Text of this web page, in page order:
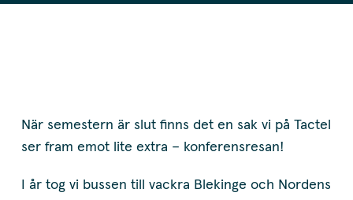
När semestern är slut finns det en sak vi på Tactel
ser fram emot lite extra – konferensresan!
I år tog vi bussen till vackra Blekinge och Nordens